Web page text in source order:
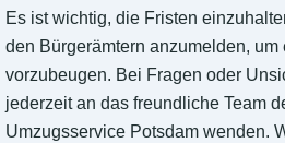
Es ist wichtig, die Fristen
den Bürgerämtern anzumelden,
vorzubeugen. Bei Fragen oder
jederzeit an das freundliche Team
Umzugsservice Potsdam wenden.